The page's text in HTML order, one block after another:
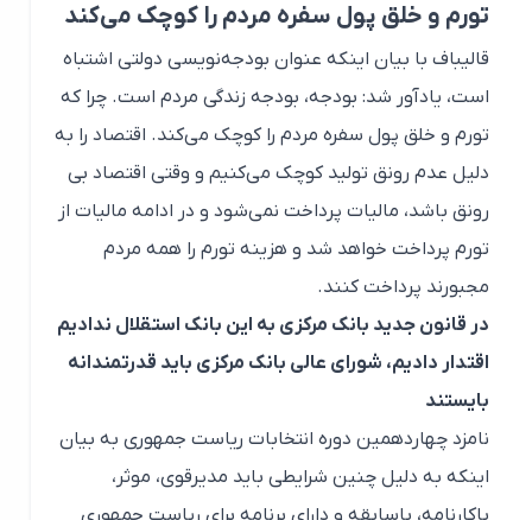
تورم و خلق پول سفره مردم را کوچک می‌کند
قالیباف با بیان اینکه عنوان بودجه‌نویسی دولتی اشتباه
است، یادآور شد: بودجه، بودجه زندگی مردم است. چرا که
تورم و خلق پول سفره مردم را کوچک می‌کند. اقتصاد را به
دلیل عدم رونق تولید کوچک می‌کنیم و وقتی اقتصاد بی
رونق باشد، مالیات پرداخت نمی‌شود و در ادامه مالیات از
تورم پرداخت خواهد شد و هزینه تورم را همه مردم
مجبورند پرداخت کنند.
در قانون جدید بانک مرکزی به این بانک استقلال ندادیم
اقتدار دادیم، شورای عالی بانک مرکزی باید قدرتمندانه
بایستند
نامزد چهاردهمین دوره انتخابات ریاست جمهوری به بیان
اینکه به دلیل چنین شرایطی باید مدیرقوی، موثر،